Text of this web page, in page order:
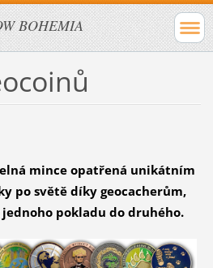
BOHEMIA
mince opatřená unikátním
po světě díky geocacherům,
pokladu do druhého.